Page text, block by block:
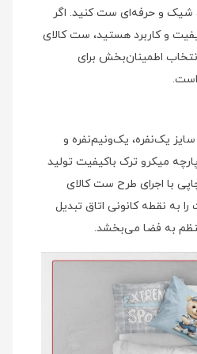
شیک و حرفه‌ای ست کنید. اگر
و کاربرد هستید، ست کالای
اطمینان‌بخش برای
در ۳ سایز یک‌نفره، یک‌ونیم‌نفره و
میکرو ترک باکیفیت تولید
با اجرای طرح ست کالای
به نقطه کانونی اتاق تبدیل
به فضا می‌بخشد.